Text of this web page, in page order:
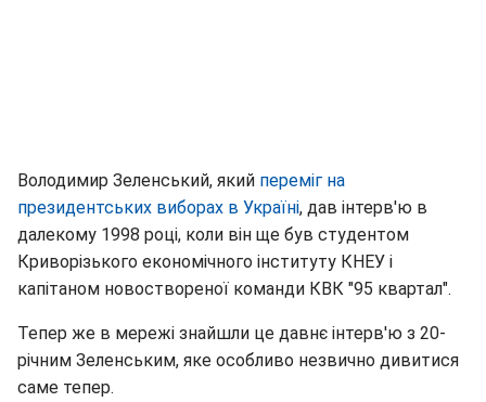
Володимир Зеленський, який переміг на
президентських виборах в Україні, дав інтерв'ю в
далекому 1998 році, коли він ще був студентом
Криворізького економічного інституту КНЕУ і
капітаном новоствореної команди КВК "95 квартал".
Тепер же в мережі знайшли це давнє інтерв'ю з 20-
річним Зеленським, яке особливо незвично дивитися
саме тепер.